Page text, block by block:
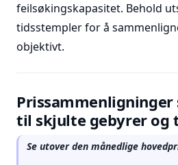
feilsøkingskapasitet. Behold
tidsstempler for å
objektivt.
til skjulte gebyrer og
Se utover den månedlige